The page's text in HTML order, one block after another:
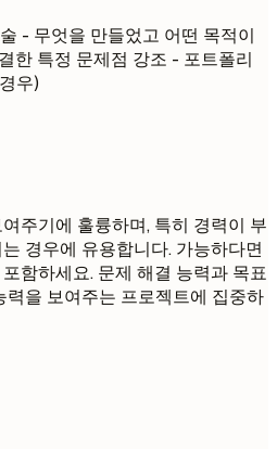
- 무엇을 만들었고 어떤 목적이
한 특정 문제점 강조 - 포트폴리
우)
주기에 훌륭하며, 특히 경력이 부
경우에 유용합니다. 가능하다면
함하세요. 문제 해결 능력과 목표
을 보여주는 프로젝트에 집중하